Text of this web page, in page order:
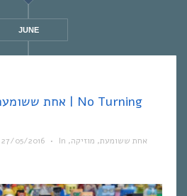
JUNE
27/05/2016 • In אחת ששומעת, מוזיקה,